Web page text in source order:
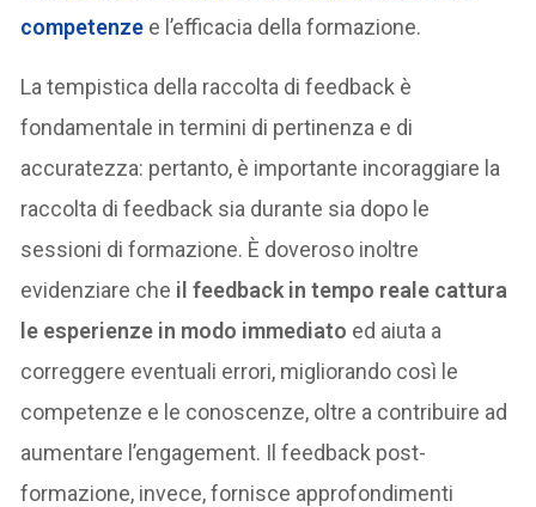
competenze e l’efficacia della formazione.
La tempistica della raccolta di feedback è
fondamentale in termini di pertinenza e di
accuratezza: pertanto, è importante incoraggiare la
raccolta di feedback sia durante sia dopo le
sessioni di formazione. È doveroso inoltre
evidenziare che il feedback in tempo reale cattura
le esperienze in modo immediato ed aiuta a
correggere eventuali errori, migliorando così le
competenze e le conoscenze, oltre a contribuire ad
aumentare l’engagement. Il feedback post-
formazione, invece, fornisce approfondimenti